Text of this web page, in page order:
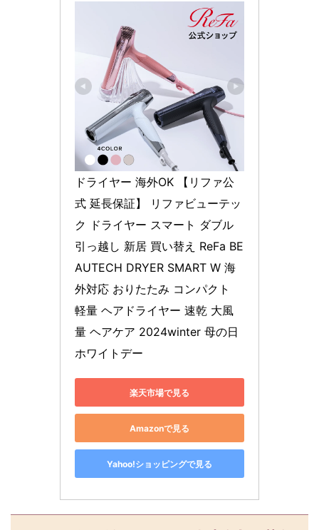
ドライヤー 海外OK 【リファ公
式 延長保証】 リファビューテッ
ク ドライヤー スマート ダブル
引っ越し 新居 買い替え ReFa BE
AUTECH DRYER SMART W 海
外対応 おりたたみ コンパクト
軽量 ヘアドライヤー 速乾 大風
量 ヘアケア 2024winter 母の日
ホワイトデー
楽天市場で見る
Amazonで見る
Yahoo!ショッピングで見る